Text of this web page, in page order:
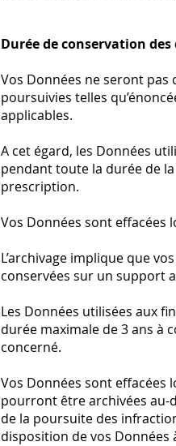
Durée de conservation des
Vos Données ne seront pas
poursuivies telles
applicables.
A cet égard, les Données
pendant toute la durée de
prescription.
Vos Données sont effacées
L’archivage implique que
conservées sur un support
Les Données utilisées aux
durée maximale de 3 ans à
concerné.
Vos Données sont effacées
pourront être archivées au-
de la poursuite des
disposition de vos Données